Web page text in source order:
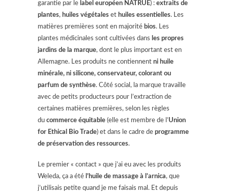
garantie par le label européen NATRUE) : extraits de
plantes, huiles végétales et huiles essentielles. Les
matières premières sont en majorité bios. Les
plantes médicinales sont cultivées dans les propres
jardins de la marque, dont le plus important est en
Allemagne. Les produits ne contiennent ni huile
minérale, ni silicone, conservateur, colorant ou
parfum de synthèse. Côté social, la marque travaille
avec de petits producteurs pour l’extraction de
certaines matières premières, selon les règles
du commerce équitable (elle est membre de l’Union
for Ethical Bio Trade) et dans le cadre de programme
de préservation des ressources.
Le premier « contact » que j’ai eu avec les produits
Weleda, ça a été l’huile de massage à l’arnica, que
j’utilisais petite quand je me faisais mal. Et depuis